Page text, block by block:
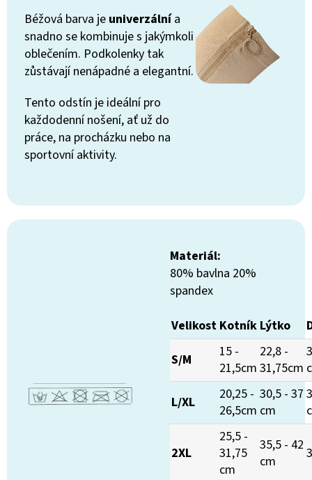
Béžová barva je univerzálnía
snadno se kombinuje s jakýmkoli
oblečením. Podkolenky tak
zůstávají nenápadné a elegantní.
Tento odstín je ideální pro
každodenní nošení, ať už do
práce, na procházku nebo na
sportovní aktivity.
Materiál:
80% bavlna 20%
spandex
Velikost Kotník Lýtko
S/M
15 -
21,5cm
22,8 -
31,75cm
L/XL
20,25 -
26,5cm
30,5 - 37
cm
2XL
25,5 -
31,75
cm
35,5 - 42
cm